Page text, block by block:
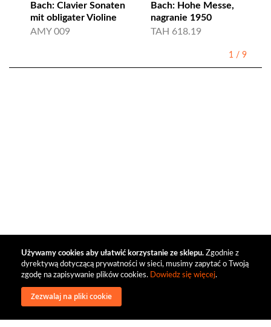
Używamy cookies aby ułatwić korzystanie ze sklepu. Zgodnie z
dyrektywą dotyczącą prywatności w sieci, musimy zapytać o Twoją
zgodę na zapisywanie plików cookies. Dowiedz się więcej.
Zezwalaj na pliki cookie
Bach: Clavier Sonaten
mit obligater Violine
AMY 009
Bach: Hohe Messe,
nagranie 1950
TAH 618.19
1 / 9